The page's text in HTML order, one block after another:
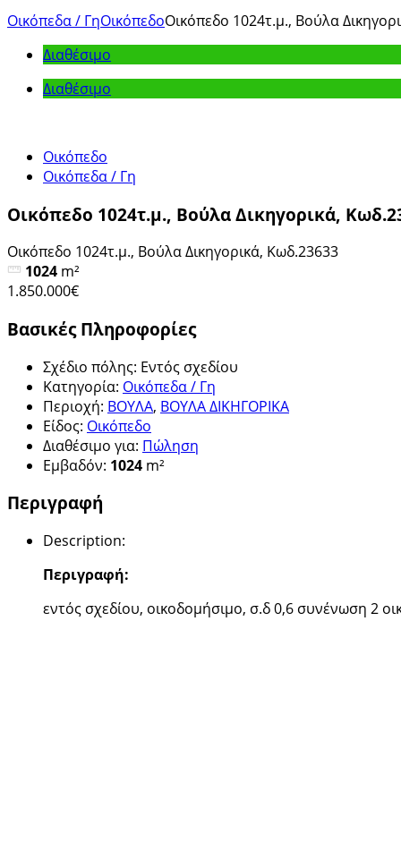
Οικόπεδα / ΓηΟικόπεδοΟικόπεδο 1024τ.μ., Βούλα
Διαθέσιμο
Διαθέσιμο
Οικόπεδο
Οικόπεδα / Γη
Οικόπεδο 1024τ.μ., Βούλα Δικηγορικά,
Οικόπεδο 1024τ.μ., Βούλα Δικηγορικά, Κωδ.23633
1024 m²
1.850.000€
Βασικές Πληροφορίες
Σχέδιο πόλης: Εντός σχεδίου
Κατηγορία: Οικόπεδα / Γη
Περιοχή: ΒΟΥΛΑ, ΒΟΥΛΑ ΔΙΚΗΓΟΡΙΚΑ
Είδος: Οικόπεδο
Διαθέσιμο για: Πώληση
Εμβαδόν: 1024 m²
Περιγραφή
Description:
Περιγραφή:
εντός σχεδίου, οικοδομήσιμο, σ.δ 0,6 συνένωση 2